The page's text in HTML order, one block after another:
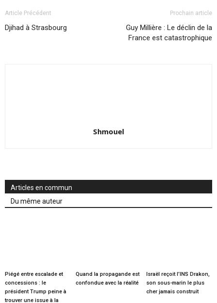
Article Précédent
Djihad à Strasbourg
Prochain article
Guy Millière : Le déclin de la
France est catastrophique
Shmouel
Articles en commun
Du même auteur
Piégé entre escalade et
concessions : le
président Trump peine à
trouver une issue à la
Quand la propagande est
confondue avec la réalité
Israël reçoit l’INS Drakon,
son sous-marin le plus
cher jamais construit